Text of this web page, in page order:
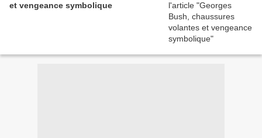
et vengeance symbolique